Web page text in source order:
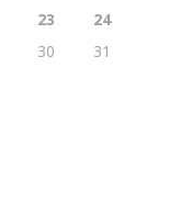
23
24
30
31